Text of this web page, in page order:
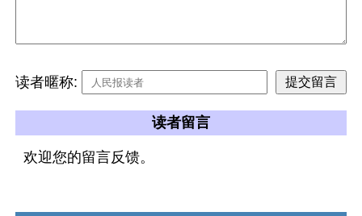
读者暱称:
读者留言
欢迎您的留言反馈。